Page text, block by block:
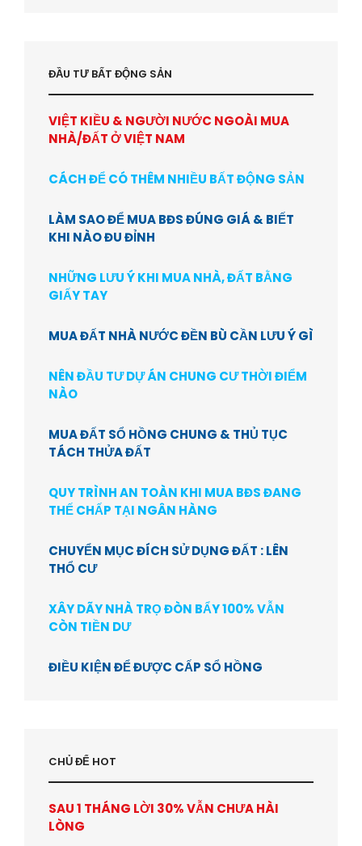
ĐẦU TƯ BẤT ĐỘNG SẢN
VIỆT KIỀU & NGƯỜI NƯỚC NGOÀI MUA
NHÀ/ĐẤT Ở VIỆT NAM
CÁCH ĐỂ CÓ THÊM NHIỀU BẤT ĐỘNG SẢN
LÀM SAO ĐỂ MUA BĐS ĐÚNG GIÁ & BIẾT
KHI NÀO ĐU ĐỈNH
NHỮNG LƯU Ý KHI MUA NHÀ, ĐẤT BẰNG
GIẤY TAY
MUA ĐẤT NHÀ NƯỚC ĐỀN BÙ CẦN LƯU Ý GÌ
NÊN ĐẦU TƯ DỰ ÁN CHUNG CƯ THỜI ĐIỂM
NÀO
MUA ĐẤT SỔ HỒNG CHUNG & THỦ TỤC
TÁCH THỬA ĐẤT
QUY TRÌNH AN TOÀN KHI MUA BĐS ĐANG
THẾ CHẤP TẠI NGÂN HÀNG
CHUYỂN MỤC ĐÍCH SỬ DỤNG ĐẤT : LÊN
THỔ CƯ
XÂY DÃY NHÀ TRỌ ĐÒN BẨY 100% VẪN
CÒN TIỀN DƯ
ĐIỀU KIỆN ĐỂ ĐƯỢC CẤP SỔ HỒNG
CHỦ ĐỂ HOT
SAU 1 THÁNG LỜI 30% VẪN CHƯA HÀI
LÒNG